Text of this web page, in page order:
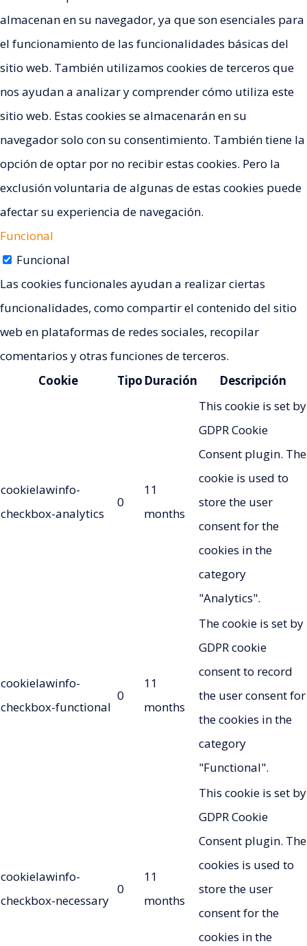
almacenan en su navegador, ya que son esenciales para
el funcionamiento de las funcionalidades básicas del
sitio web. También utilizamos cookies de terceros que
nos ayudan a analizar y comprender cómo utiliza este
sitio web. Estas cookies se almacenarán en su
navegador solo con su consentimiento. También tiene la
opción de optar por no recibir estas cookies. Pero la
exclusión voluntaria de algunas de estas cookies puede
afectar su experiencia de navegación.
Funcional
Funcional
Las cookies funcionales ayudan a realizar ciertas
funcionalidades, como compartir el contenido del sitio
web en plataformas de redes sociales, recopilar
comentarios y otras funciones de terceros.
Cookie
Tipo Duración Descripción
cookielawinfo-
checkbox-analytics
0
11
months
This cookie is set by
GDPR Cookie
Consent plugin. The
cookie is used to
store the user
consent for the
cookies in the
category
"Analytics".
cookielawinfo-
checkbox-functional
0
11
months
The cookie is set by
GDPR cookie
consent to record
the user consent for
the cookies in the
category
"Functional".
cookielawinfo-
checkbox-necessary
0
11
months
This cookie is set by
GDPR Cookie
Consent plugin. The
cookies is used to
store the user
consent for the
cookies in the